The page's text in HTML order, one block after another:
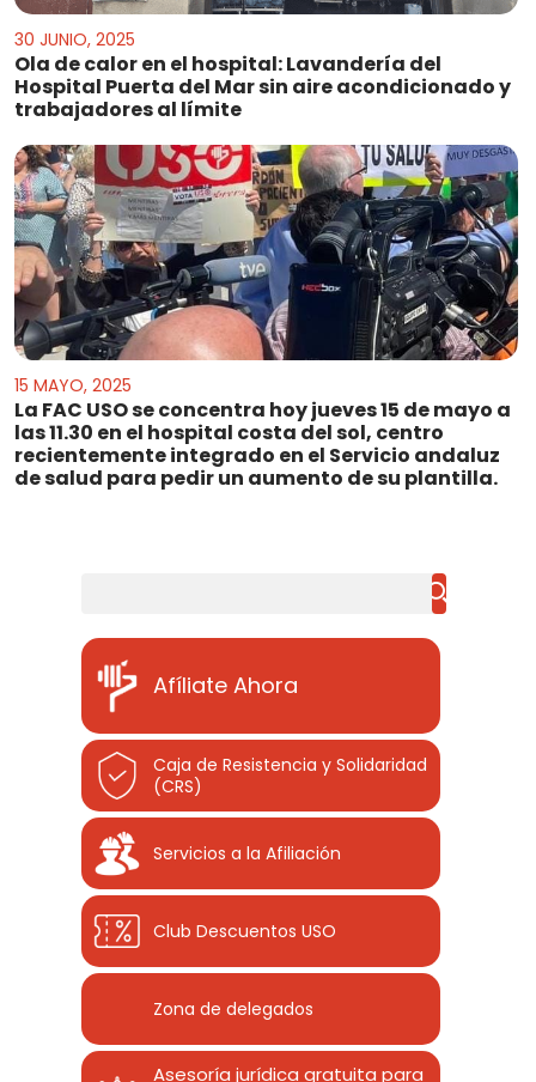
30 JUNIO, 2025
Ola de calor en el hospital: Lavandería del
Hospital Puerta del Mar sin aire acondicionado y
trabajadores al límite
15 MAYO, 2025
La FAC USO se concentra hoy jueves 15 de mayo a
las 11.30 en el hospital costa del sol, centro
recientemente integrado en el Servicio andaluz
de salud para pedir un aumento de su plantilla.
Afíliate Ahora
Caja de Resistencia y Solidaridad
(CRS)
Servicios a la Afiliación
Club Descuentos USO
Zona de delegados
Asesoría jurídica gratuita para